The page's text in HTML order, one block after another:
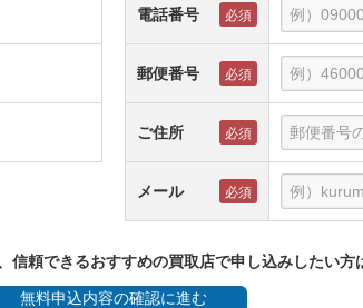
電話番号
郵便番号
ご住所
メール
信頼できるおすすめの買取店で申し込みしたい方
無料申込内容の確認に進む